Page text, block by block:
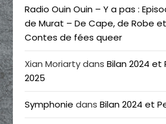
Radio Ouin Ouin – Y a pas :
de Murat – De Cape, de Robe
Contes de fées queer
Xian MoriartydansBilan 2024
2025
Symphonie dansBilan 2024 et